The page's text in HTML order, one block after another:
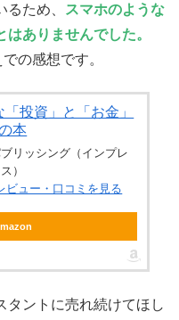
ため、
スマホのような
ありませんでした。
の感想です。
投資」と「お金」
本
リッシング（インプレ
ス）
ビュー・口コミを見る
タントに売れ続けてほし